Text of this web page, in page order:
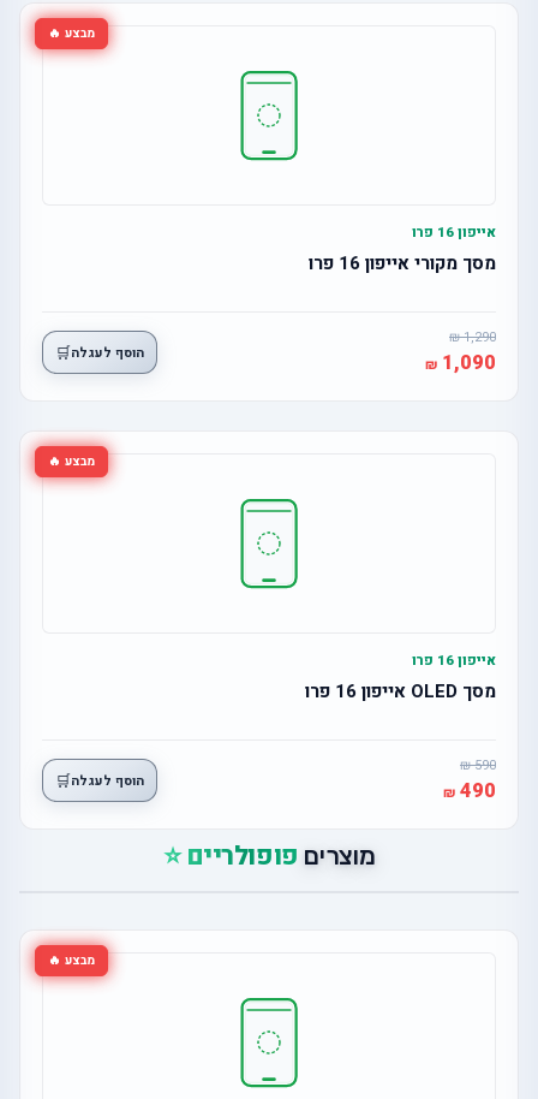
מבצע 🔥
אייפון 16 פרו
מסך מקורי אייפון 16 פרו
1,290
1,090 הוסף לעגלה🛒
מבצע 🔥
אייפון 16 פרו
מסך OLED אייפון 16 פרו
590
490 הוסף לעגלה🛒
מוצרים פופולריים ⭐
מבצע 🔥